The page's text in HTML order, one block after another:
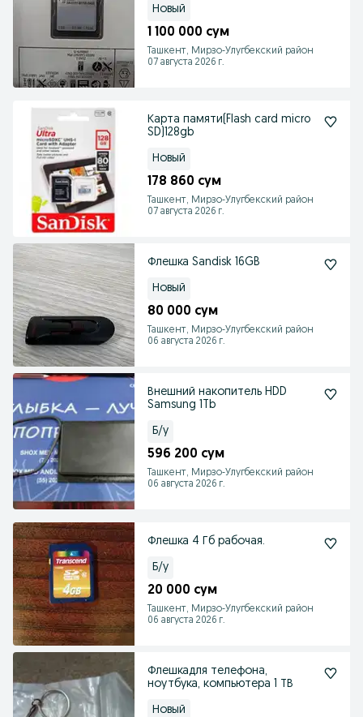
Новый
1 100 000 сум
Ташкент, Мирзо-Улугбекский район
07 августа 2026 г.
Карта памяти(Flash card micro
SD)128gb
Новый
178 860 сум
Ташкент, Мирзо-Улугбекский район
07 августа 2026 г.
Флешка Sandisk 16GB
Новый
80 000 сум
Ташкент, Мирзо-Улугбекский район
06 августа 2026 г.
Внешний накопитель HDD
Samsung 1Tb
Б/у
596 200 сум
Ташкент, Мирзо-Улугбекский район
06 августа 2026 г.
Флешка 4 Гб рабочая.
Б/у
20 000 сум
Ташкент, Мирзо-Улугбекский район
06 августа 2026 г.
Флешкадля телефона,
ноутбука, компьютера 1 ТВ
Новый